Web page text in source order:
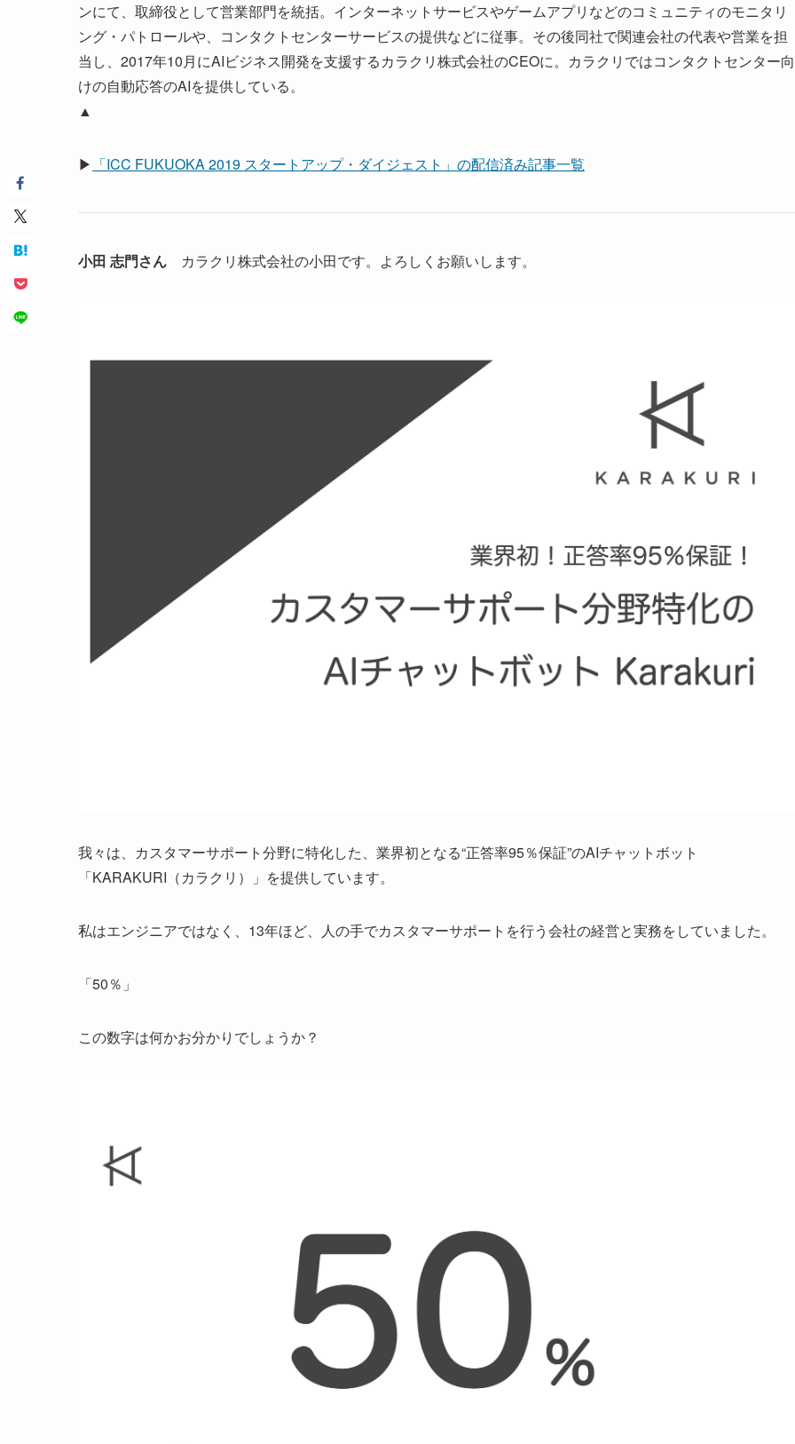
ンにて、取締役として営業部門を統括。インターネットサービスやゲームアプリなどのコミュニティのモニタリ
ング・パトロールや、コンタクトセンターサービスの提供などに従事。その後同社で関連会社の代表や営業を担
当し、2017年10月にAIビジネス開発を支援するカラクリ株式会社のCEOに。カラクリではコンタクトセンター向
けの自動応答のAIを提供している。
▲
▶ 「ICC FUKUOKA 2019 スタートアップ・ダイジェスト」の配信済み記事一覧
小田 志門さん カラクリ株式会社の小田です。よろしくお願いします。
我々は、カスタマーサポート分野に特化した、業界初となる“正答率95％保証”のAIチャットボット
「KARAKURI（カラクリ）」を提供しています。
私はエンジニアではなく、13年ほど、人の手でカスタマーサポートを行う会社の経営と実務をしていました。
「50％」
この数字は何かお分かりでしょうか？